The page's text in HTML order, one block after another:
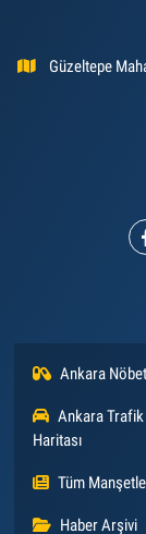
Güzeltepe
Ankara
Ankara
Haritası
Tüm
Haber Arşivi